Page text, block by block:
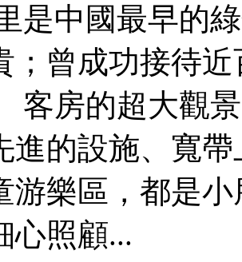
是中國最早的
；曾成功接待
客房的超大觀
進的設施、寬
游樂區，都是
心照顧...